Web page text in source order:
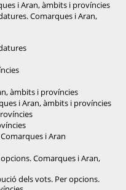
i Aran, àmbits i províncies
Comarques i Aran,
àmbits i províncies
i Aran, àmbits i províncies
i Aran
Comarques i Aran,
dels vots. Per opcions.